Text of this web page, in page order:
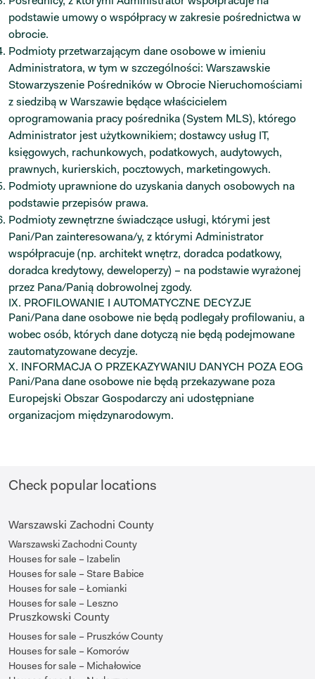
podstawie umowy o współpracy w zakresie pośrednictwa w
obrocie.
Podmioty przetwarzającym dane osobowe w imieniu
Administratora, w tym w szczególności: Warszawskie
Stowarzyszenie Pośredników w Obrocie Nieruchomościami
z siedzibą w Warszawie będące właścicielem
oprogramowania pracy pośrednika (System MLS), którego
Administrator jest użytkownikiem; dostawcy usług IT,
księgowych, rachunkowych, podatkowych, audytowych,
prawnych, kurierskich, pocztowych, marketingowych.
Podmioty uprawnione do uzyskania danych osobowych na
podstawie przepisów prawa.
Podmioty zewnętrzne świadczące usługi, którymi jest
Pani/Pan zainteresowana/y, z którymi Administrator
współpracuje (np. architekt wnętrz, doradca podatkowy,
doradca kredytowy, deweloperzy) – na podstawie wyrażonej
przez Pana/Panią dobrowolnej zgody.
IX. PROFILOWANIE I AUTOMATYCZNE DECYZJE
Pani/Pana dane osobowe nie będą podlegały profilowaniu, a
wobec osób, których dane dotyczą nie będą podejmowane
zautomatyzowane decyzje.
X. INFORMACJA O PRZEKAZYWANIU DANYCH POZA EOG
Pani/Pana dane osobowe nie będą przekazywane poza
Europejski Obszar Gospodarczy ani udostępniane
organizacjom międzynarodowym.
Check popular locations
Warszawski Zachodni County
Warszawski Zachodni County
Houses for sale – Izabelin
Houses for sale – Stare Babice
Houses for sale – Łomianki
Houses for sale – Leszno
Pruszkowski County
Houses for sale – Pruszków County
Houses for sale – Komorów
Houses for sale – Michałowice